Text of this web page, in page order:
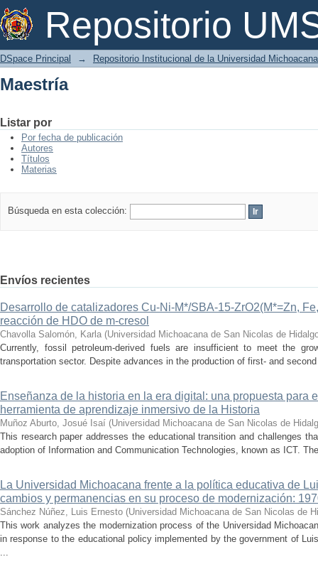
Repositorio
Maestría
DSpace Principal → Repositorio Institucional de la Universidad
Maestría
Listar por
Por fecha de publicación
Autores
Títulos
Materias
Búsqueda en esta colección:
Envíos recientes
Desarrollo de catalizadores Cu-Ni-M*/SBA-15-ZrO2(M*=Zn,
reacción de HDO de m-cresol
Chavolla Salomón, Karla (Universidad Michoacana de San Nicolas de
Currently, fossil petroleum-derived fuels are insufficient to meet the
transportation sector. Despite advances in the production of first- and
Enseñanza de la historia en la era digital: una propuesta para
herramienta de aprendizaje inmersivo de la Historia
Muñoz Aburto, Josué Isaí (Universidad Michoacana de San Nicolas de
This research paper addresses the educational transition and challenges
adoption of Information and Communication Technologies, known as ICT.
La Universidad Michoacana frente a la política educativa de
cambios y permanencias en su proceso de modernización:
Sánchez Núñez, Luis Ernesto (Universidad Michoacana de San Nicolas de
This work analyzes the modernization process of the Universidad
in response to the educational policy implemented by the government of
...